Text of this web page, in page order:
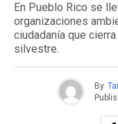
En Pueblo Rico se
organizaciones
ciudadanía que
silvestre.
By